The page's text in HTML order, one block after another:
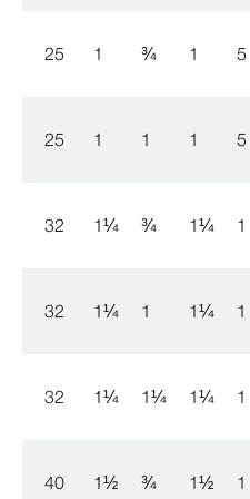
25 1 ¾ 1 5
25 1 1 1 5
32 1¼ ¾ 1¼ 1
32 1¼ 1 1¼ 1
32 1¼ 1¼ 1¼ 1
40 1½ ¾ 1½ 1